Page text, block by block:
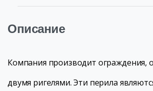
Описание
Компания производит ограждения,
двумя ригелями. Эти перила